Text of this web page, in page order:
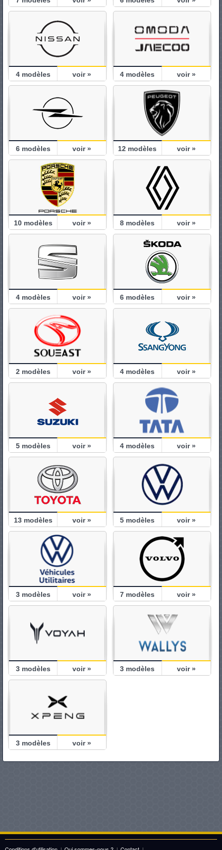
4modèles voir » 4 modèles voir »
6modèles voir » 12 modèles voir »
10modèles voir » 8 modèles voir »
4modèles voir » 6 modèles voir »
2modèles voir » 4 modèles voir »
5modèles voir » 4 modèles voir »
13modèles voir » 5 modèles voir »
3modèles voir » 7 modèles voir »
3modèles voir » 3 modèles voir »
3modèles voir »